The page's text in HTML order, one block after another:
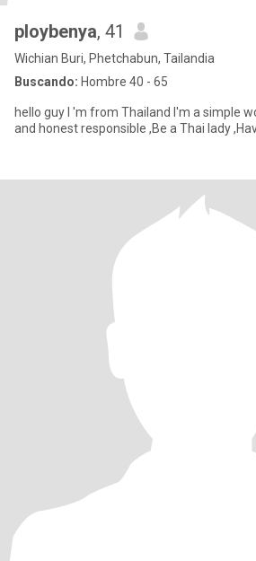
ploybenya, 41
Wichian Buri, Phetchabun, Tailandia
Buscando: Hombre 40 - 65
hello guy I 'm from Thailand I'm a simple
and honest responsible ,Be a Thai lady